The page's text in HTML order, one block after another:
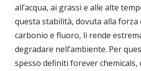
all’acqua, ai grassi e alle alte
questa stabilità, dovuta alla forza
carbonio e fluoro, li rende
degradare nell’ambiente. Per
spesso definiti forever chemicals,